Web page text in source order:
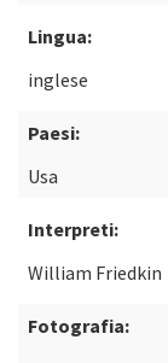
Lingua:
inglese
Paesi:
Usa
Interpreti:
William Friedkin
Fotografia: